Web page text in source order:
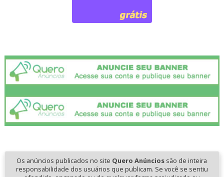
Os anúncios publicados no site Quero Anúncios são de inteira
responsabilidade dos usuários que publicam. Se você se sentiu